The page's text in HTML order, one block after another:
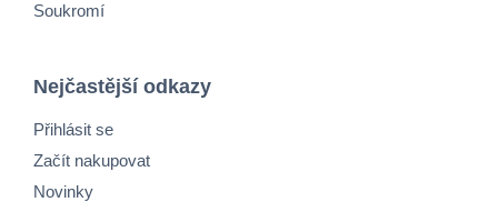
Soukromí
Nejčastější odkazy
Přihlásit se
Začít nakupovat
Novinky